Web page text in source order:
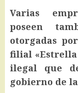
Varias
poseen
otorgadas
filial «Estrella
ilegal que
gobierno de